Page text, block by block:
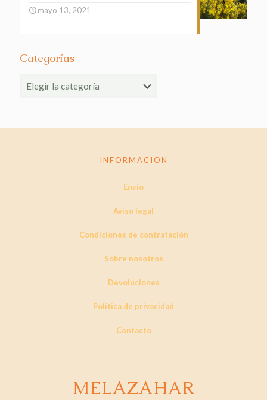
mayo 13, 2021
Categorías
INFORMACIÓN
Envío
Aviso legal
Condiciones de contratación
Sobre nosotros
Devoluciones
Política de privacidad
Contacto
MELAZAHAR